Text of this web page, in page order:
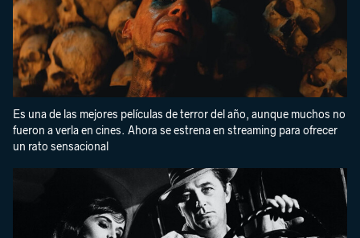
Es una de las mejores películas de terror del año, aunque muchos no
fueron a verla en cines. Ahora se estrena en streaming para ofrecer
un rato sensacional